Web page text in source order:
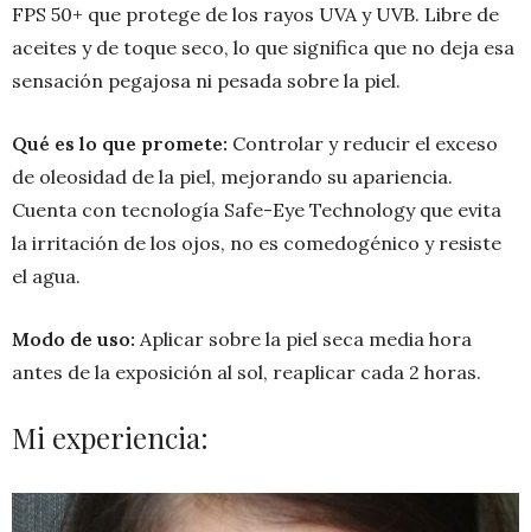
FPS 50+ que protege de los rayos UVA y UVB. Libre de
aceites y de toque seco, lo que significa que no deja esa
sensación pegajosa ni pesada sobre la piel.
Qué es lo que promete: Controlar y reducir el exceso
de oleosidad de la piel, mejorando su apariencia.
Cuenta con tecnología Safe-Eye Technology que evita
la irritación de los ojos, no es comedogénico y resiste
el agua.
Modo de uso: Aplicar sobre la piel seca media hora
antes de la exposición al sol, reaplicar cada 2 horas.
Mi experiencia: